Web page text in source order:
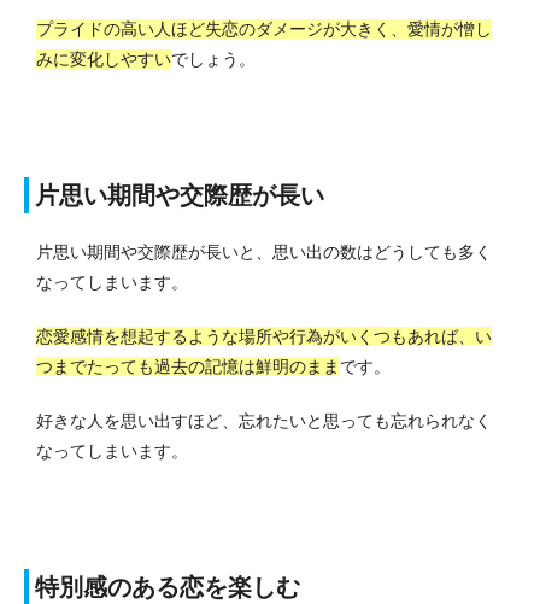
プライドの高い人ほど失恋のダメージが大きく、愛情が憎し
みに変化しやすいでしょう。
片思い期間や交際歴が長い
片思い期間や交際歴が長いと、思い出の数はどうしても多く
なってしまいます。
恋愛感情を想起するような場所や行為がいくつもあれば、い
つまでたっても過去の記憶は鮮明のまま です。
好きな人を思い出すほど、忘れたいと思っても忘れられなく
なってしまいます。
特別感のある恋を楽しむ